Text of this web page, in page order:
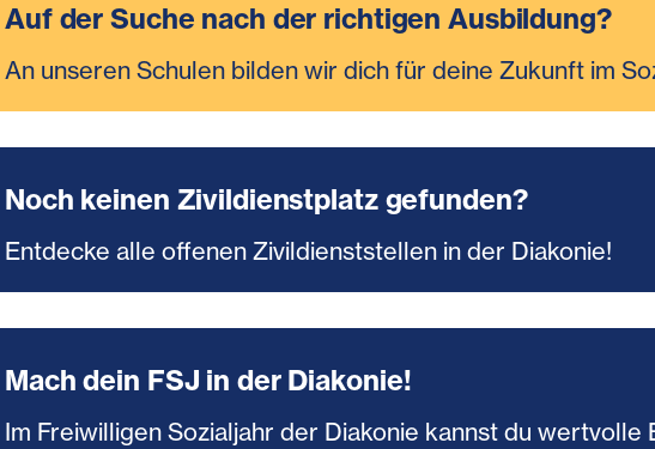
Auf der Suche nach der richtigen Ausbildung?
An unseren Schulen bilden wir dich für deine Zukunft im
Noch keinen Zivildienstplatz gefunden?
Entdecke alle offenen Zivildienststellen in der Diakonie!
Mach dein FSJ in der Diakonie!
Im Freiwilligen Sozialjahr der Diakonie kannst du wertvolle